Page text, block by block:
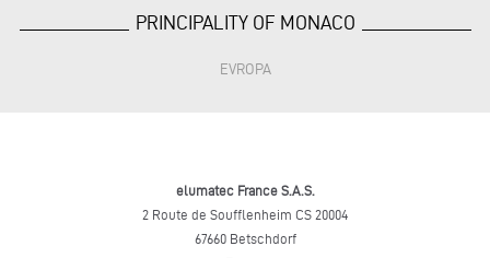
PRINCIPALITY OF MONACO
EVROPA
elumatec France S.A.S.
2 Route de Soufflenheim CS 20004
67660 Betschdorf